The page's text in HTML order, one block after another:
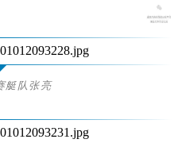
艇队张亮